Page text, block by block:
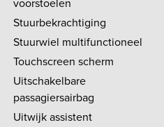
Stuurbekrachtiging
Stuurwiel multifunctioneel
Touchscreen scherm
Uitschakelbare
passagiersairbag
Uitwijk assistent